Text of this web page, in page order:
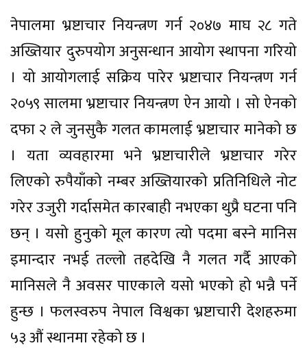
नेपालमा भ्रष्टाचार नियन्त्रण गर्न २०४७ माघ २८ गते
अख्तियार दुरुपयोग अनुसन्धान आयोग स्थापना गरियो
। यो आयोगलाई सक्रिय पारेर भ्रष्टाचार नियन्त्रण गर्न
२०५९ सालमा भ्रष्टाचार नियन्त्रण ऐन आयो । सो ऐनको
दफा २ ले जुनसुकै गलत कामलाई भ्रष्टाचार मानेको छ
। यता व्यवहारमा भने भ्रष्टाचारीले भ्रष्टाचार गरेर
लिएको रुपैयाँको नम्बर अख्तियारको प्रतिनिधिले नोट
गरेर उजुरी गर्दासमेत कारबाही नभएका थुप्रै घटना पनि
छन् । यसो हुनुको मूल कारण त्यो पदमा बस्ने मानिस
इमान्दार नभई तल्लो तहदेखि नै गलत गर्दै आएको
मानिसले नै अवसर पाएकाले यसो भएको हो भन्नै पर्ने
हुन्छ । फलस्वरुप नेपाल विश्वका भ्रष्टाचारी देशहरुमा
५३ औं स्थानमा रहेको छ ।